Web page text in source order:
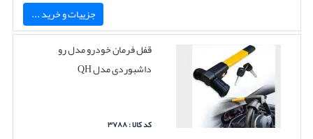
جزییات و خرید ...
قفل فرمان خودرو مدل رو
داشبوردی مدل QH
کد کالا : ۳۷۸۸